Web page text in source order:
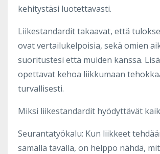
kehitystäsi luotettavasti.
Liikestandardit takaavat, että
ovat vertailukelpoisia, sekä omien
suoritustesi että muiden kanssa.
opettavat kehoa liikkumaan
turvallisesti.
Miksi liikestandardit hyödyttävät
Seurantatyökalu: Kun liikkeet
samalla tavalla, on helppo nähdä,